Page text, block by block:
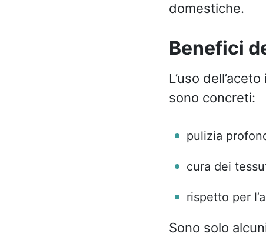
domestiche.
Benefici
L’uso
sono concreti:
pulizia
cura dei
rispetto per
Sono solo